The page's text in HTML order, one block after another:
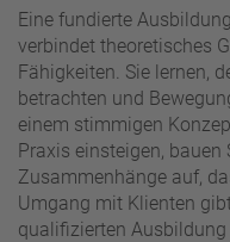
Eine fundierte
verbindet theoretisches
Fähigkeiten. Sie lernen,
betrachten und
einem stimmigen
Praxis einsteigen,
Zusammenhänge auf,
Umgang mit Klienten
qualifizierten Ausbildung